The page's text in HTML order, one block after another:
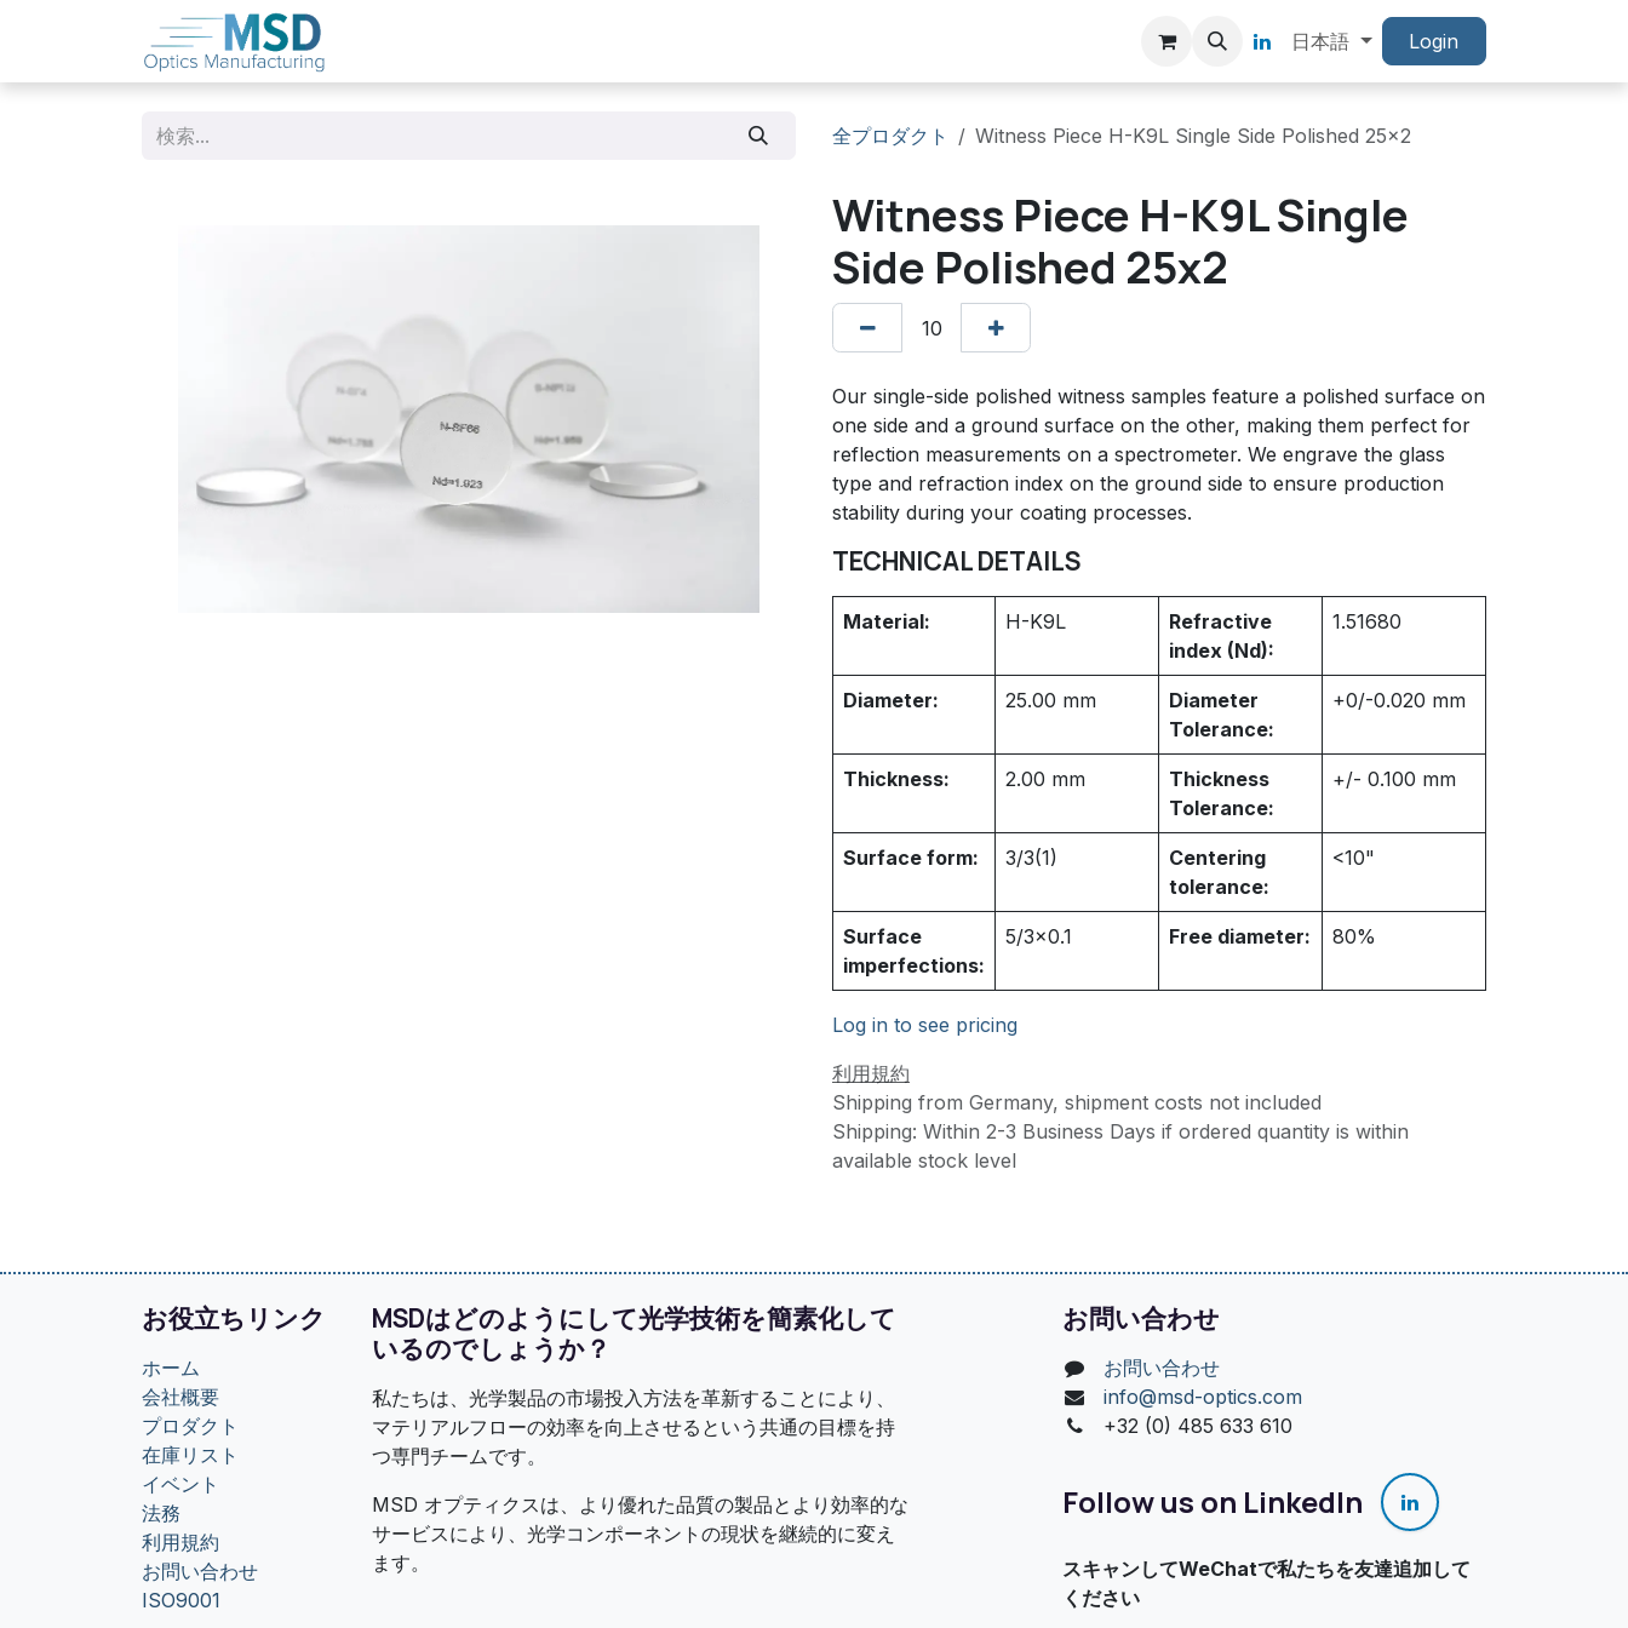
コンテンツへスキップ
日本語 Login
全プロダクト Witness Piece H-K9L Single Side Polished 25x2
Witness Piece H-K9L Single
Side Polished 25x2
Our single-side polished witness samples feature a polished surface on
one side and a ground surface on the other, making them perfect for
reflection measurements on a spectrometer. We engrave the glass
type and refraction index on the ground side to ensure production
stability during your coating processes.
TECHNICAL DETAILS
Material: H-K9L
Refractive
index (Nd):
1.51680
Diameter: 25.00 mm
Diameter
Tolerance:
+0/-0.020 mm
Thickness: 2.00 mm
Thickness
Tolerance:
+/- 0.100 mm
Surface form: 3/3(1)
Centering
tolerance:
<10"
Surface
imperfections:
5/3x0.1 Free diameter: 80%
Log in to see pricing
利用規約
Shipping from Germany, shipment costs not included
Shipping: Within 2-3 Business Days if ordered quantity is within
available stock level
お役立ちリンク
ホーム
会社概要
プロダクト
在庫リスト
イベント
法務
利用規約
お問い合わせ
ISO9001
MSDはどのようにして光学技術を簡素化して
いるのでしょうか？
私たちは、光学製品の市場投入方法を革新することにより、
マテリアルフローの効率を向上させるという共通の目標を持
つ専門チームです。
MSD オプティクスは、より優れた品質の製品とより効率的な
サービスにより、光学コンポーネントの現状を継続的に変え
ます。
お問い合わせ
お問い合わせ
info@msd-optics.com​
+32 (0) 485 633 610
Follow us on LinkedIn
スキャンしてWeChatで私たちを友達追加して
ください